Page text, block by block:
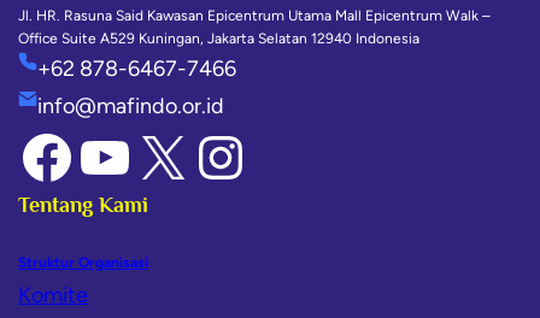
Jl. HR. Rasuna Said Kawasan Epicentrum Utama Mall Epicentrum Walk –
Office Suite A529 Kuningan, Jakarta Selatan 12940 Indonesia
+62 878-6467-7466
info@mafindo.or.id
Tentang Kami
Struktur Organisasi
Komite